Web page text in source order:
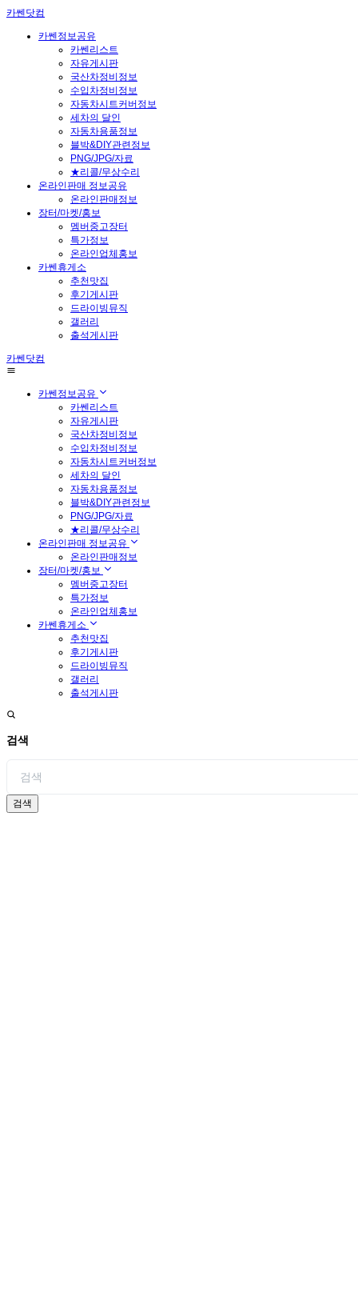
카쎈닷컴
카쎈정보공유
카쎈리스트
자유게시판
국산차정비정보
수입차정비정보
자동차시트커버정보
세차의 달인
자동차용품정보
블박&DIY관련정보
PNG/JPG/자료
★리콜/무상수리
온라인판매 정보공유
온라인판매정보
장터/마켓/홍보
멤버중고장터
특가정보
온라인업체홍보
카쎈휴게소
추천맛집
후기게시판
드라이빙뮤직
갤러리
출석게시판
카쎈닷컴
카쎈정보공유
카쎈리스트
자유게시판
국산차정비정보
수입차정비정보
자동차시트커버정보
세차의 달인
자동차용품정보
블박&DIY관련정보
PNG/JPG/자료
★리콜/무상수리
온라인판매 정보공유
온라인판매정보
장터/마켓/홍보
멤버중고장터
특가정보
온라인업체홍보
카쎈휴게소
추천맛집
후기게시판
드라이빙뮤직
갤러리
출석게시판
검색
검색